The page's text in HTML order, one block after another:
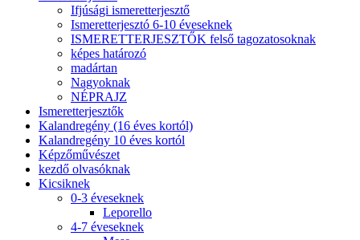
Ifjúsági ismeretterjesztő
Ismeretterjesztó 6-10 éveseknek
ISMERETTERJESZTŐK felső tagozatosoknak
képes határozó
madártan
Nagyoknak
NÉPRAJZ
Ismeretterjesztők
Kalandregény (16 éves kortól)
Kalandregény 10 éves kortól
Képzőművészet
kezdő olvasóknak
Kicsiknek
0-3 éveseknek
Leporello
4-7 éveseknek